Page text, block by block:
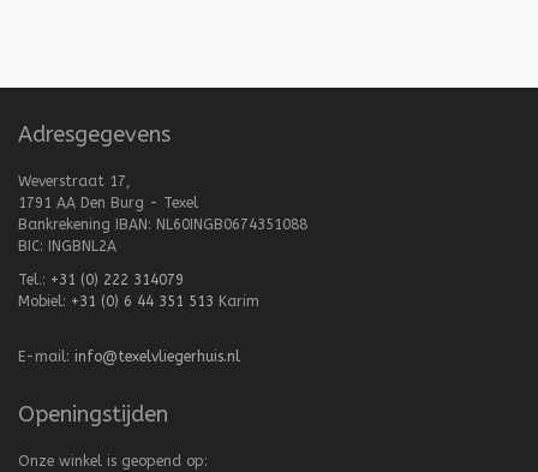
Adresgegevens
Weverstraat 17,
1791 AA Den Burg - Texel
Bankrekening IBAN: NL60INGB0674351088
BIC: INGBNL2A
Tel.: +31 (0) 222 314079
Mobiel: +31 (0) 6 44 351 513 Karim
E-mail: info@texelvliegerhuis.nl
Openingstijden
Onze winkel is geopend op: